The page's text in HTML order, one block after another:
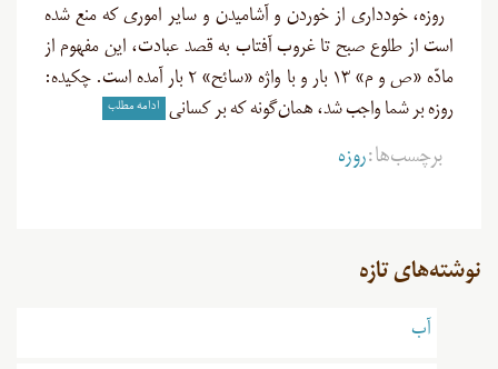
روزه، خودداری از خوردن و آشامیدن و سایر اموری که منع شده
است از طلوع صبح تا غروب آفتاب به قصد عبادت، این مفهوم از
مادّه «ص و م» ۱۳ بار و با واژه «سائح» ۲ بار آمده است. چکیده:
روزه بر شما واجب شد، همان‌گونه که بر کسانی
ادامه مطلب
برچسب‌ها:روزه
نوشته‌های تازه
آب